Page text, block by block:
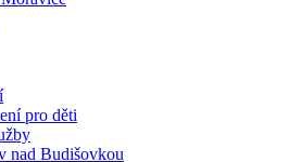
pro děti
nad Budišovkou